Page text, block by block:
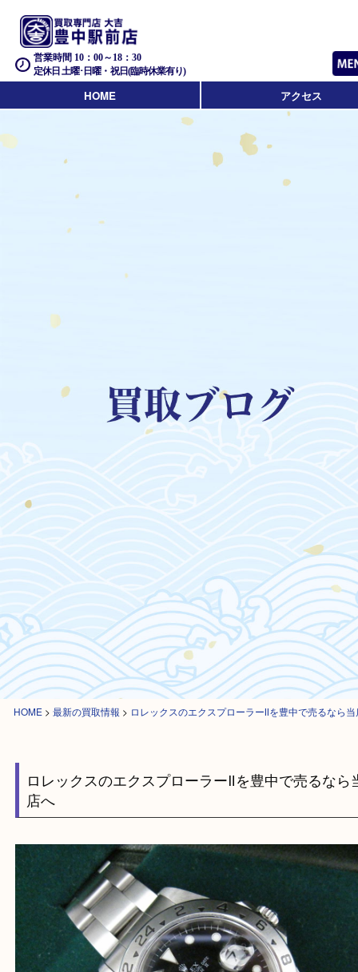
営業時間 10：00～18：30
定休日 土曜･日曜・祝日(臨時休業有り)
HOME アクセス
HOME
ロレックスのエクスプローラーⅡを豊中で売る
店へ